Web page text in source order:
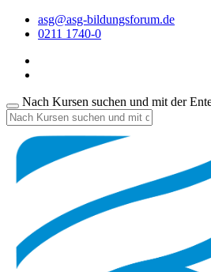
asg@asg-bildungsforum.de
0211 1740-0
Nach Kursen suchen und mit der